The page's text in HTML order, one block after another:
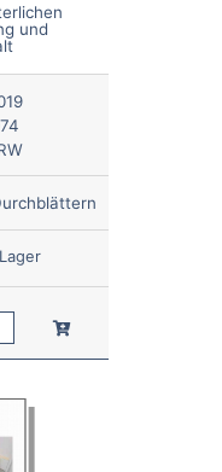
und
In den Warenkorb